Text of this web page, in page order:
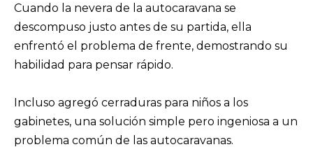
Cuando la nevera de la autocaravana se
descompuso justo antes de su partida, ella
enfrentó el problema de frente, demostrando su
habilidad para pensar rápido.
Incluso agregó cerraduras para niños a los
gabinetes, una solución simple pero ingeniosa a un
problema común de las autocaravanas.